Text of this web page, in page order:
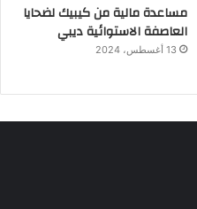
مساعدة مالية من كيبيك لضحايا
العاصفة الاستوائية ديبي
13 أغسطس، 2024